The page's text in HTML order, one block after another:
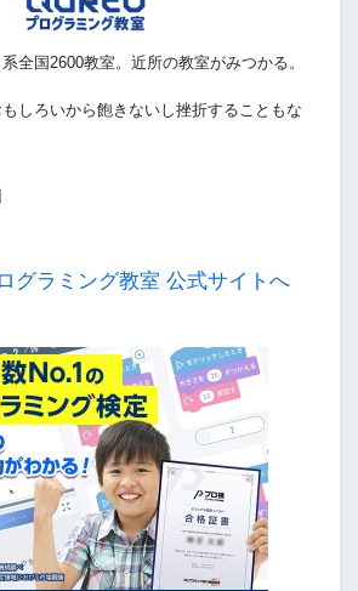
全国2600教室。近所の教室がみつかる。
しろいから飽きないし挫折することもな
グラミング教室 公式サイトへ